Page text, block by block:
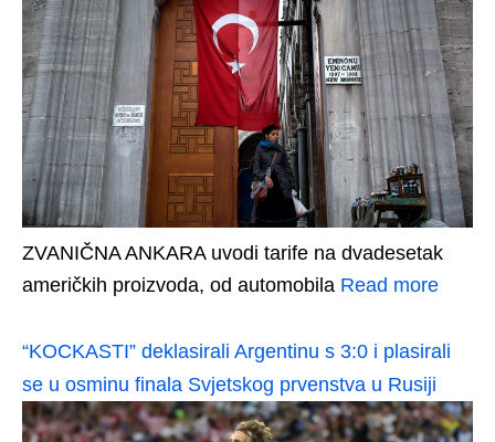
ZVANIČNA ANKARA uvodi tarife na dvadesetak
američkih proizvoda, od automobila Read more
“KOCKASTI” deklasirali Argentinu s 3:0 i plasirali
se u osminu finala Svjetskog prvenstva u Rusiji